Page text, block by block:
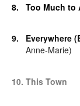
8.
Too Much to
9. Everywhere
Anne-Marie)
10. This Town